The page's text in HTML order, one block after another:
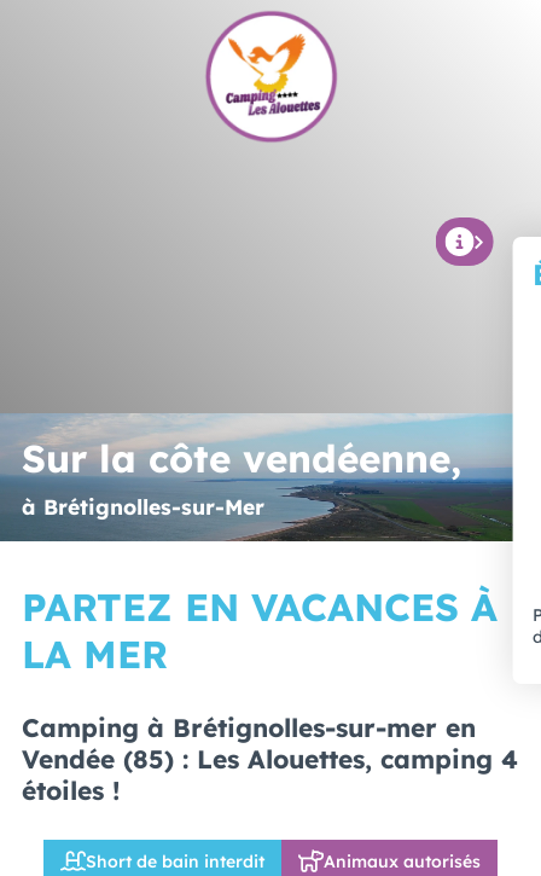
Sur la côte vendéenne,
à Brétignolles-sur-Mer
PARTEZ EN VACANCES À
LA MER
Camping à Brétignolles-sur-mer en
Vendée (85) : Les Alouettes, camping 4
étoiles !
Short de bain interdit
Animaux autorisés